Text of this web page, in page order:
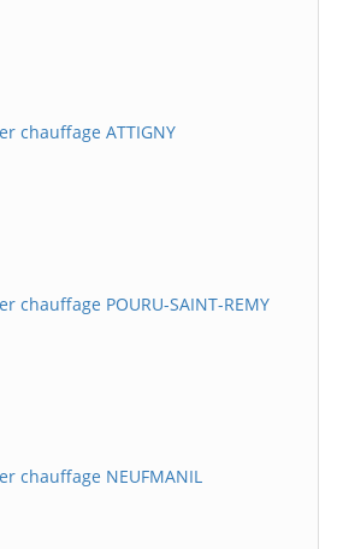
chauffage ATTIGNY
chauffage POURU-SAINT-REMY
chauffage NEUFMANIL